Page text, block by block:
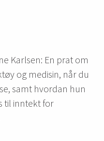
Karlsen: En prat om
og medisin, når du
samt hvordan hun
til inntekt for